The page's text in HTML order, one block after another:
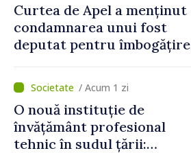
Curtea de Apel a menținut
condamnarea unui fost
deputat pentru îmbogățire
statului peste 2,4 milioane
de lei
/ Acum 1 zi
O nouă instituție de
învățământ profesional
tehnic în sudul țării: